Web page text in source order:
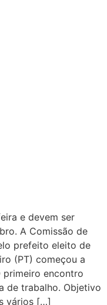
e devem ser
A Comissão de
prefeito eleito de
(PT) começou a
encontro
de trabalho. Objetivo
vários […]